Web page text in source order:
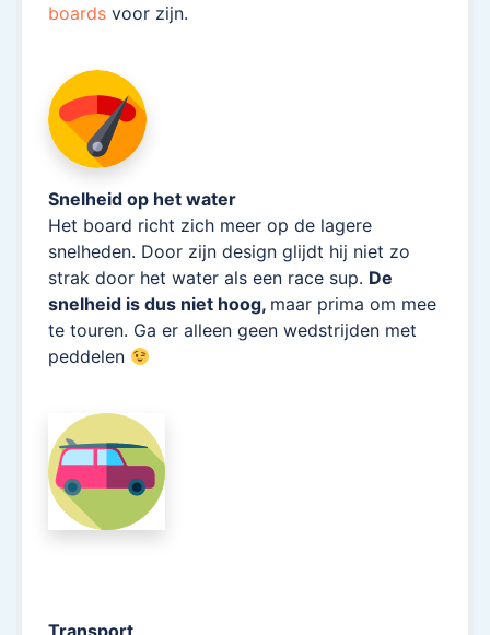
boards voor zijn.
Snelheid op het water
Het board richt zich meer op de lagere
snelheden. Door zijn design glijdt hij niet zo
strak door het water als een race sup. De
snelheid is dus niet hoog, maar prima om mee
te touren. Ga er alleen geen wedstrijden met
peddelen